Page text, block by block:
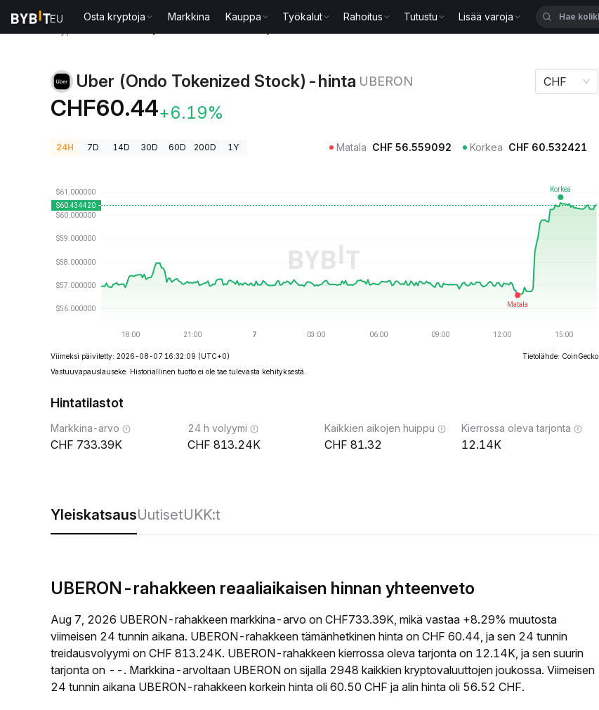
Osta kryptoja Markkina Kauppa Työkalut Rahoitus Tutustu Lisää varoja
Uber (Ondo Tokenized Stock)-hinta UBERON
CHF60.44+6.19%
CHF
24H 7D 14D 30D 60D 200D 1Y Matala CHF 56.559092 Korkea CHF 60.532421
Viimeksi päivitetty: 2026-08-07 16:32:09 (UTC+0)
Tietolähde: CoinGecko
Vastuuvapauslauseke: Historiallinen tuotto ei ole tae tulevasta kehityksestä.
Hintatilastot
Markkina-arvo
733.39K
24 h volyymi
813.24K
Kaikkien aikojen huippu
81.32
Kierrossa oleva tarjonta
12.14K
YleiskatsausUutisetUKK:t
UBERON-rahakkeen reaaliaikaisen hinnan yhteenveto
Aug 7, 2026 UBERON-rahakkeen markkina-arvo on CHF733.39K, mikä vastaa +8.29% muutosta
viimeisen 24 tunnin aikana. UBERON-rahakkeen tämänhetkinen hinta on CHF 60.44, ja sen 24 tunnin
treidausvolyymi on CHF 813.24K. UBERON-rahakkeen kierrossa oleva tarjonta on 12.14K, ja sen suurin
tarjonta on --. Markkina-arvoltaan UBERON on sijalla 2948 kaikkien kryptovaluuttojen joukossa. Viimeisen
24 tunnin aikana UBERON-rahakkeen korkein hinta oli 60.50 CHF ja alin hinta oli 56.52 CHF.